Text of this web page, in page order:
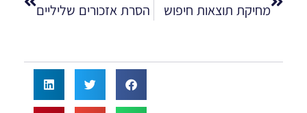
מחיקת תוצאות חיפוש הסרת אזכורים שליליים